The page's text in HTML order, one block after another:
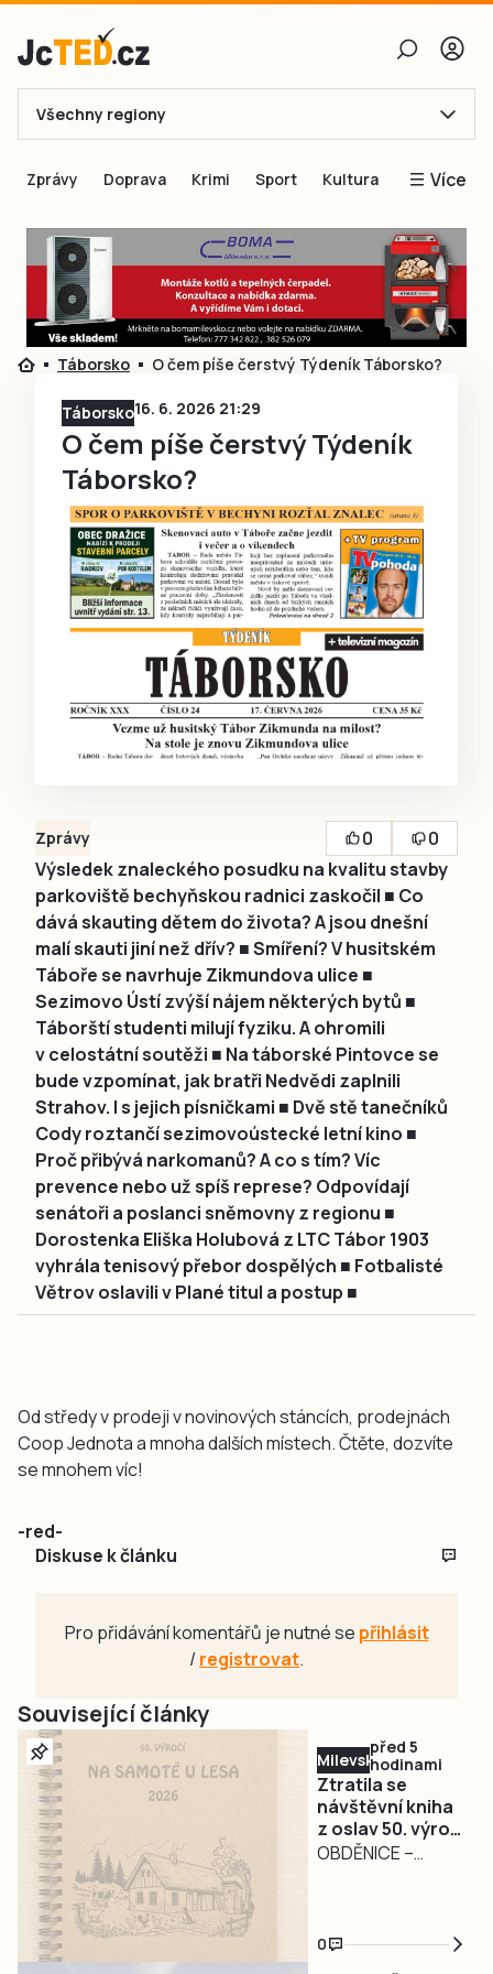
E-mail
Obnovit heslo
Přihlásit se
Přihlásit se přes Facebook
Ještě nemám účet, chci se
Všechny regiony
Zprávy Doprava Krimi Sport Kultura Více
Blogy
Inspirace
Čtenáři píší
Speciální přílohy
Inzerce
Táborsko O čem píše čerstvý Týdeník Táborsko?
Táborsko16. 6. 2026 21:29
O čem píše čerstvý Týdeník
Táborsko?
Zprávy 0
0
Výsledek znaleckého posudku na kvalitu stavby
parkoviště bechyňskou radnici zaskočil ■ Co
dává skauting dětem do života? A jsou dnešní
malí skauti jiní než dřív? ■ Smíření? V husitském
Táboře se navrhuje Zikmundova ulice ■
Sezimovo Ústí zvýší nájem některých bytů ■
Táborští studenti milují fyziku. A ohromili
v celostátní soutěži ■ Na táborské Pintovce se
bude vzpomínat, jak bratři Nedvědi zaplnili
Strahov. I s jejich písničkami ■ Dvě stě tanečníků
Cody roztančí sezimovoústecké letní kino ■
Proč přibývá narkomanů? A co s tím? Víc
prevence nebo už spíš represe? Odpovídají
senátoři a poslanci sněmovny z regionu ■
Dorostenka Eliška Holubová z LTC Tábor 1903
vyhrála tenisový přebor dospělých ■ Fotbalisté
Větrov oslavili v Plané titul a postup ■
Od středy v prodeji v novinových stáncích, prodejnách
Coop Jednota a mnoha dalších místech. Čtěte, dozvíte
se mnohem víc!
-red-
Diskuse k článku
Pro přidávání komentářů je nutné se přihlásit
/registrovat.
Související články
Milevsko
před 5
hodinami
Ztratila se
návštěvní kniha
z oslav 50. výročí
filmu Na samotě
OBDĚNICE –
poznamenala
oslavy 50. výročí
0